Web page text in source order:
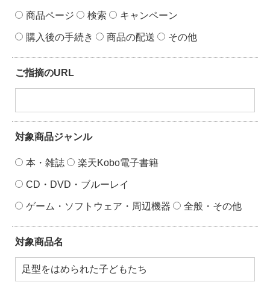
商品ページ 検索 キャンペーン
購入後の手続き 商品の配送 その他
ご指摘のURL
対象商品ジャンル
本・雑誌 楽天Kobo電子書籍
CD・DVD・ブルーレイ
ゲーム・ソフトウェア・周辺機器 全般・その他
対象商品名